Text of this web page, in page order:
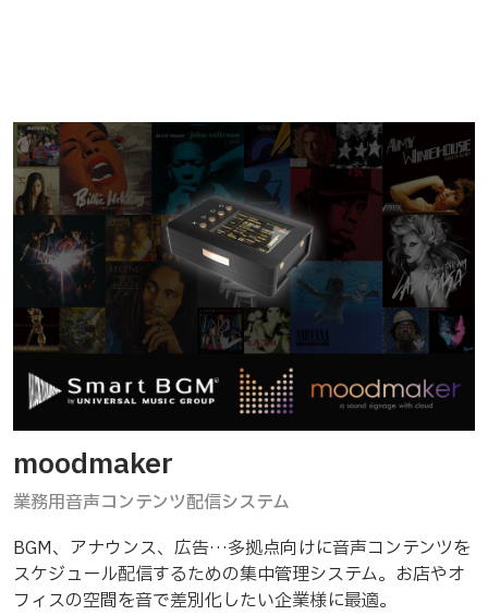
moodmaker
業務用音声コンテンツ配信システム
BGM、アナウンス、広告…多拠点向けに音声コンテンツを
スケジュール配信するための集中管理システム。お店やオ
フィスの空間を音で差別化したい企業様に最適。